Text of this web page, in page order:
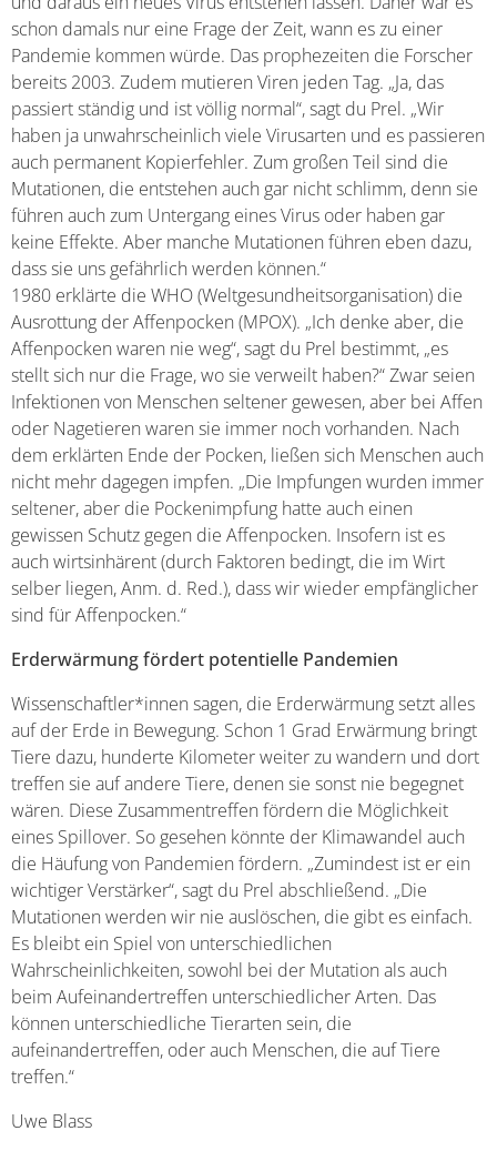
schon damals nur eine Frage der Zeit, wann es zu einer
Pandemie kommen würde. Das prophezeiten die Forscher
bereits 2003. Zudem mutieren Viren jeden Tag. „Ja, das
passiert ständig und ist völlig normal“, sagt du Prel. „Wir
haben ja unwahrscheinlich viele Virusarten und es passieren
auch permanent Kopierfehler. Zum großen Teil sind die
Mutationen, die entstehen auch gar nicht schlimm, denn sie
führen auch zum Untergang eines Virus oder haben gar
keine Effekte. Aber manche Mutationen führen eben dazu,
dass sie uns gefährlich werden können.“
1980 erklärte die WHO (Weltgesundheitsorganisation) die
Ausrottung der Affenpocken (MPOX). „Ich denke aber, die
Affenpocken waren nie weg“, sagt du Prel bestimmt, „es
stellt sich nur die Frage, wo sie verweilt haben?“ Zwar seien
Infektionen von Menschen seltener gewesen, aber bei Affen
oder Nagetieren waren sie immer noch vorhanden. Nach
dem erklärten Ende der Pocken, ließen sich Menschen auch
nicht mehr dagegen impfen. „Die Impfungen wurden immer
seltener, aber die Pockenimpfung hatte auch einen
gewissen Schutz gegen die Affenpocken. Insofern ist es
auch wirtsinhärent (durch Faktoren bedingt, die im Wirt
selber liegen, Anm. d. Red.), dass wir wieder empfänglicher
sind für Affenpocken.“
Erderwärmung fördert potentielle Pandemien
Wissenschaftler*innen sagen, die Erderwärmung setzt alles
auf der Erde in Bewegung. Schon 1 Grad Erwärmung bringt
Tiere dazu, hunderte Kilometer weiter zu wandern und dort
treffen sie auf andere Tiere, denen sie sonst nie begegnet
wären. Diese Zusammentreffen fördern die Möglichkeit
eines Spillover. So gesehen könnte der Klimawandel auch
die Häufung von Pandemien fördern. „Zumindest ist er ein
wichtiger Verstärker“, sagt du Prel abschließend. „Die
Mutationen werden wir nie auslöschen, die gibt es einfach.
Es bleibt ein Spiel von unterschiedlichen
Wahrscheinlichkeiten, sowohl bei der Mutation als auch
beim Aufeinandertreffen unterschiedlicher Arten. Das
können unterschiedliche Tierarten sein, die
aufeinandertreffen, oder auch Menschen, die auf Tiere
treffen.“
Uwe Blass